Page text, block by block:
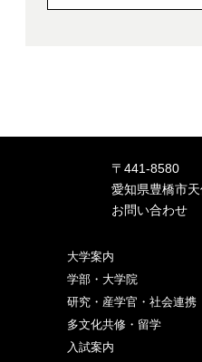
〒441-8580
愛知県豊橋市
お問い合わせ
大学案内
学部・大学院
研究・産学官・社会連携
多文化共修・留学
入試案内